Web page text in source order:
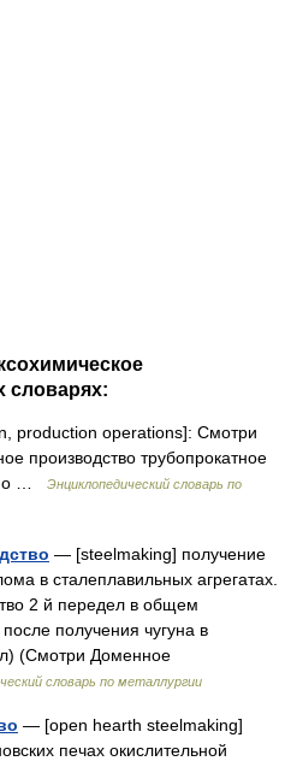
словарях:
production operations]: Смотри
производство трубопрокатное
…
Энциклопедический словарь по
— [steelmaking] получение
в сталеплавильных агрегатах.
2 й передел в общем
получения чугуна в
(Смотри Доменное
словарь по металлургии
— [open hearth steelmaking]
печах окислительной